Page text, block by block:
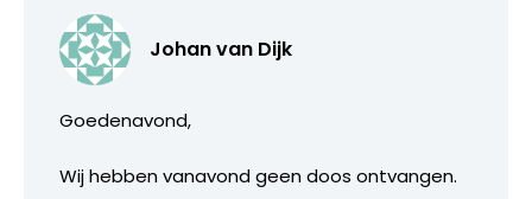
Johan van Dijk
Goedenavond,
Wij hebben vanavond geen doos ontvangen.